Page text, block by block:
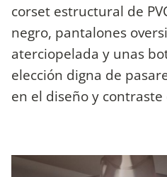
corset estructural de
negro, pantalones
aterciopelada y unas
elección digna de
en el diseño y